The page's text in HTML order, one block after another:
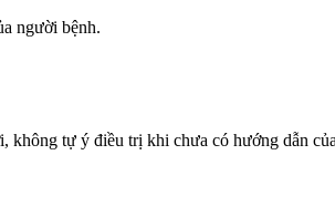
người bệnh.
tự ý điều trị khi chưa có hướng dẫn